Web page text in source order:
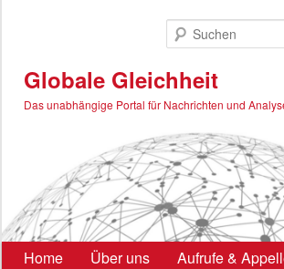
Globale Gleichheit
Das unabhängige Portal für Nachrichten und
Hauptmenü
Home Über uns
Aufrufe &